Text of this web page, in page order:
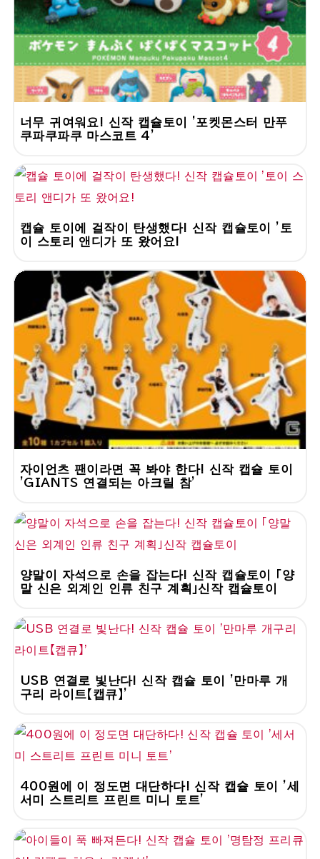
너무 귀여워요! 신작 캡슐토이 '포켓몬스터 만푸
쿠파쿠파쿠 마스코트 4'
캡슐 토이에 걸작이 탄생했다! 신작 캡슐토이 '토
이 스토리 앤디가 또 왔어요!
자이언츠 팬이라면 꼭 봐야 한다! 신작 캡슐 토이
'GIANTS 연결되는 아크릴 참'
양말이 자석으로 손을 잡는다! 신작 캡슐토이 「양
말 신은 외계인 인류 친구 계획」신작 캡슐토이
USB 연결로 빛난다! 신작 캡슐 토이 '만마루 개
구리 라이트【캡큐】'
400원에 이 정도면 대단하다! 신작 캡슐 토이 '세
서미 스트리트 프린트 미니 토트'